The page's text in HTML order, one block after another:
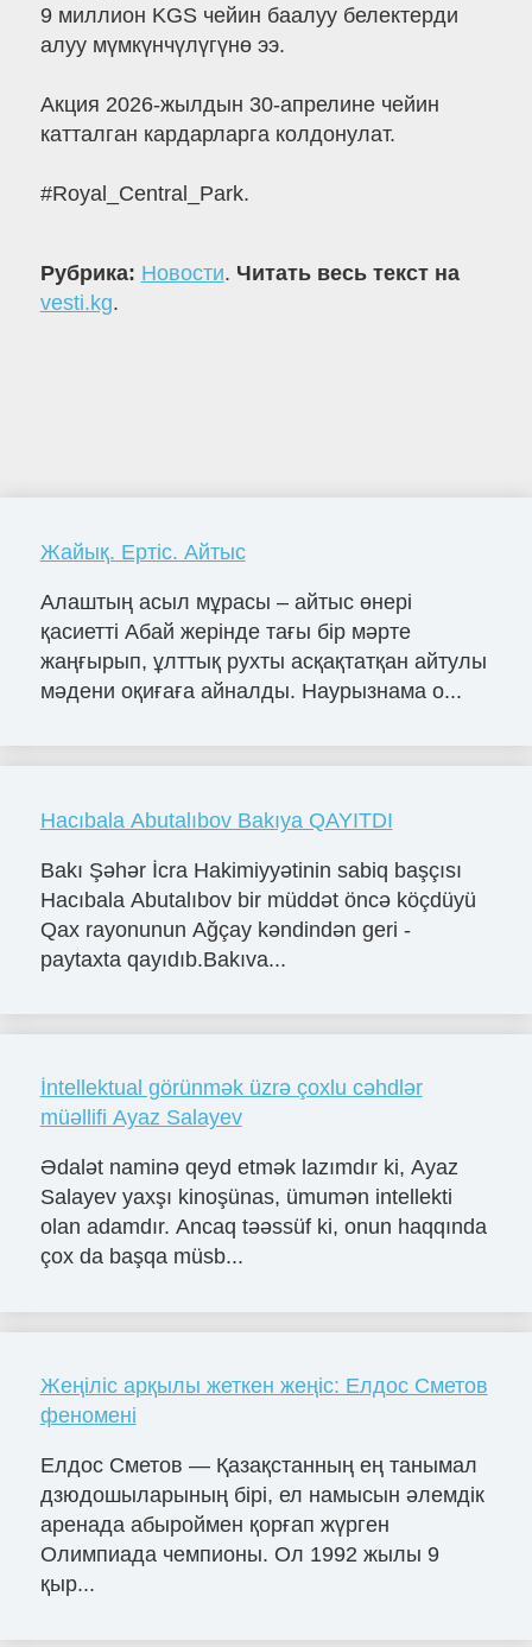
9 миллион KGS чейин баалуу белектерди
алуу мүмкүнчүлүгүнө ээ.
Акция 2026-жылдын 30-апрелине чейин
катталган кардарларга колдонулат.
#Royal_Central_Park.
Рубрика: Новости. Читать весь текст на
vesti.kg.
Жайық. Ертіс. Айтыс
Алаштың асыл мұрасы – айтыс өнері
қасиетті Абай жерінде тағы бір мәрте
жаңғырып, ұлттық рухты асқақтатқан айтулы
мәдени оқиғаға айналды. Наурызнама о...
Hacıbala Abutalıbov Bakıya QAYITDI
Bakı Şəhər İcra Hakimiyyətinin sabiq başçısı
Hacıbala Abutalıbov bir müddət öncə köçdüyü
Qax rayonunun Ağçay kəndindən geri -
paytaxta qayıdıb.Bakıva...
İntellektual görünmək üzrə çoxlu cəhdlər
müəllifi Ayaz Salayev
Ədalət naminə qeyd etmək lazımdır ki, Ayaz
Salayev yaxşı kinoşünas, ümumən intellekti
olan adamdır. Ancaq təəssüf ki, onun haqqında
çox da başqa müsb...
Жеңіліс арқылы жеткен жеңіс: Елдос Сметов
феномені
Елдос Сметов — Қазақстанның ең танымал
дзюдошыларының бірі, ел намысын әлемдік
аренада абыроймен қорғап жүрген
Олимпиада чемпионы. Ол 1992 жылы 9
қыр...